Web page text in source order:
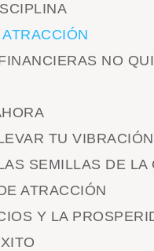
NO
TU VIBRACIÓN
SEMILLAS DE LA
ATRACCIÓN
Y LA